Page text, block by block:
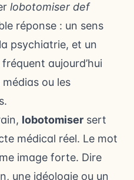
lobotomiser def
réponse : un sens
psychiatrie, et un
aujourd’hui
ou les
lobotomiser sert
médical réel. Le mot
image forte. Dire
une idéologie ou un